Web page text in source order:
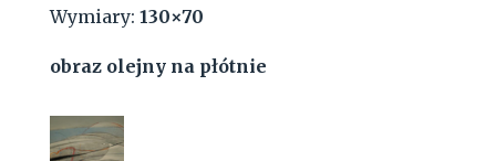
Wymiary: 130×70
obraz olejny na płótnie